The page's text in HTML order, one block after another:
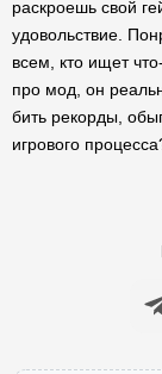
раскроешь свой
удовольствие.
всем, кто ищет
про мод, он
бить рекорды,
игрового